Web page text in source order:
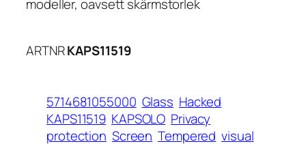
modeller, oavsett skärmstorlek
ARTNRKAPS11519
5714681055000 Glass Hacked
KAPS11519 KAPSOLO Privacy
protection Screen Tempered visual